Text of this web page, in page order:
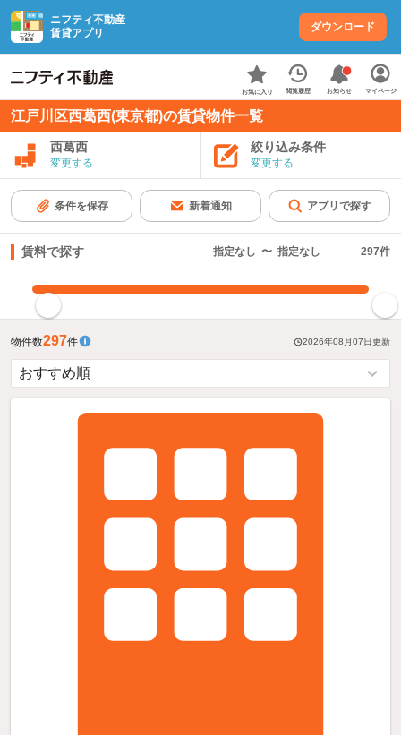
ニフティ不動産
賃貸アプリ
ダウンロード
お気に入り 閲覧履歴 お知らせ マイページ
江戸川区西葛西(東京都)の賃貸物件一覧
西葛西
変更する
絞り込み条件
変更する
条件を保存 新着通知 アプリで探す
賃料で探す 指定なし 〜 指定なし 297件
物件数297件 2026年08月07日更新